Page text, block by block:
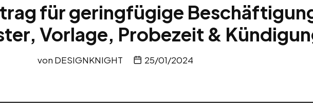
für geringfügige
Vorlage, Probezeit &
von DESIGNKNIGHT 25/01/2024